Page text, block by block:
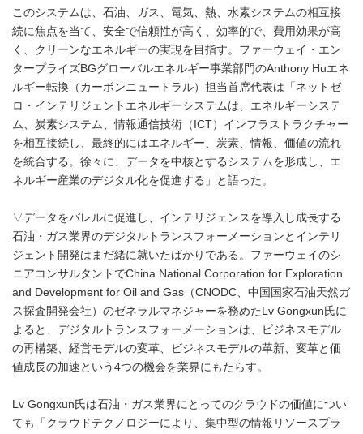
このシステムは、石油、ガス、電気、熱、水素システムの相互接
続に焦点を当て、安全で信頼性が高く、効率的で、費用効果が高
く、クリーンなエネルギーの実現を目指す。ファーウェイ・エン
タープライズBGグローバルエネルギー事業部門のAnthony Huエネ
ルギー転換（カーボンニュートラル）担当首席代表は「ネットゼ
ロ・インテリジェントエネルギーシステムは、エネルギーシステ
ム、炭素システム、情報通信技術（ICT）インフラストラクチャー
を相互接続し、最終的にはエネルギー、炭素、情報、価値の流れ
を統合する。徐々に、データを中核とするシステムを形成し、エ
ネルギー産業のデジタル化を促進する」と語った。
▽データをバレルに促進し、インテリジェンスを導入し成長する
石油・ガス業界のデジタルトランスフォーメーションとインテリ
ジェント開発はまだ緒に就いたばかりである。ファーウェイのシ
ニアコンサルタントでChina National Corporation for Exploration
and Development for Oil and Gas（CNODC、中国国家石油天然ガ
ス探査開発会社）のゼネラルマネジャーを務めたLv Gongxun氏に
よると、デジタルトランスフォーメーションは、ビジネスモデル
の再構築、経営モデルの変革、ビジネスモデルの革新、変革と価
値成長の加速という4つの機会を業界にもたらす。
Lv Gongxun氏は石油・ガス業界にとってのクラウドの価値につい
ても「クラウドテクノロジーにより、集中型の情報リソースプラ